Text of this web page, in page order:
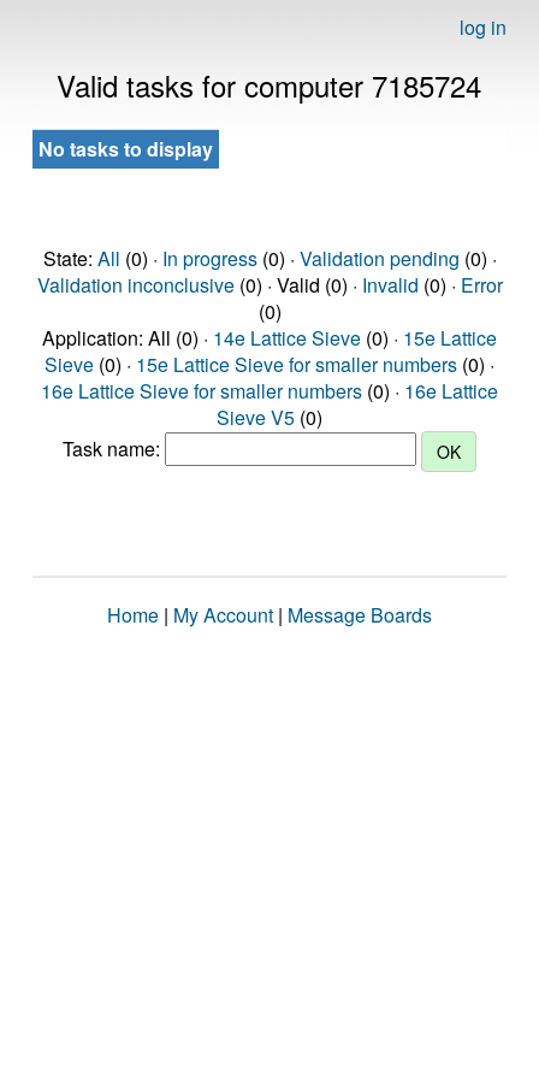
log in
Valid tasks for computer 7185724
No tasks to display
State: All (0) · In progress(0) · Validation pending (0) ·
Validation inconclusive(0) · Valid (0) · Invalid (0) · Error
(0)
Application: All (0) · 14e Lattice Sieve (0) · 15e Lattice
Sieve (0) · 15e Lattice Sieve for smaller numbers (0) ·
16e Lattice Sieve for smaller numbers (0) · 16e Lattice
Sieve V5 (0)
Task name:
Home | My Account | Message Boards